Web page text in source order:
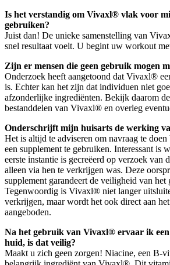
Is het verstandig om Vivaxl® vlak voor
gebruiken?
Juist dan! De unieke samenstelling van
snel resultaat voelt. U begint uw workout
Zijn er mensen die geen gebruik mogen
Onderzoek heeft aangetoond dat Vivaxl®
is. Echter kan het zijn dat individuen niet
afzonderlijke ingrediënten. Bekijk daarom
bestanddelen van Vivaxl® en overleg
Onderschrijft mijn huisarts de werking
Het is altijd te adviseren om navraag te
een supplement te gebruiken. Interessant is
eerste instantie is gecreëerd op verzoek van
alleen via hen te verkrijgen was. Deze
supplement garandeert de veiligheid van
Tegenwoordig is Vivaxl® niet langer
verkrijgen, maar wordt het ook direct aan
aangeboden.
Na het gebruik van Vivaxl® ervaar ik
huid, is dat veilig?
Maakt u zich geen zorgen! Niacine, een B-